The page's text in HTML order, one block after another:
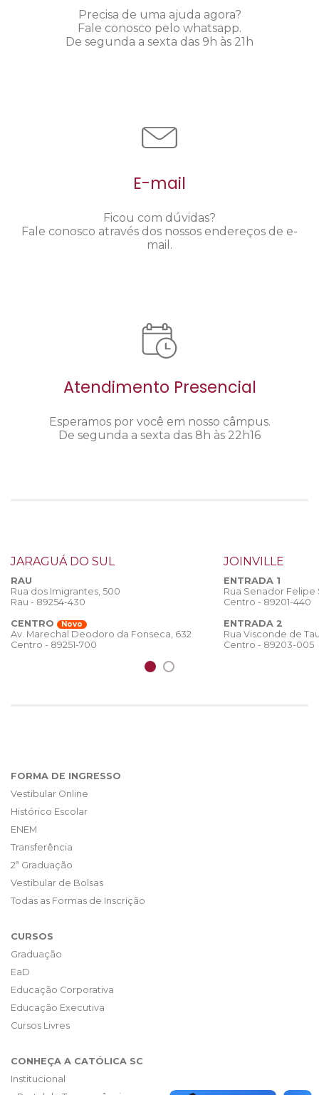
Precisa de uma ajuda agora?
Fale conosco pelo whatsapp.
De segunda a sexta das 9h às 21h
E-mail
Ficou com dúvidas?
Fale conosco através dos nossos endereços de e-
mail.
Atendimento Presencial
Esperamos por você em nosso câmpus.
De segunda a sexta das 8h às 22h16
JARAGUÁ DO SUL
RAU
Rua dos Imigrantes, 500
Rau - 89254-430
CENTRO
Novo
Av. Marechal Deodoro da Fonseca, 632
Centro - 89251-700
JOINVILLE
ENTRADA 1
Rua Senador
Centro - 89201-440
ENTRADA 2
Rua Visconde de
Centro - 89203-005
FORMA DE INGRESSO
Vestibular Online
Histórico Escolar
ENEM
Transferência
2ª Graduação
Vestibular de Bolsas
Todas as Formas de Inscrição
CURSOS
Graduação
EaD
Educação Corporativa
Educação Executiva
Cursos Livres
CONHEÇA A CATÓLICA SC
Institucional